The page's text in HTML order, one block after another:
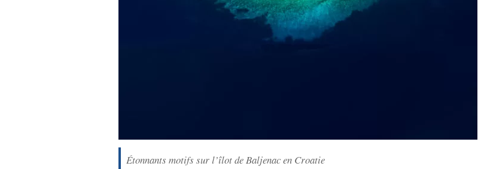
Étonnants motifs sur l’îlot de Baljenac en Croatie